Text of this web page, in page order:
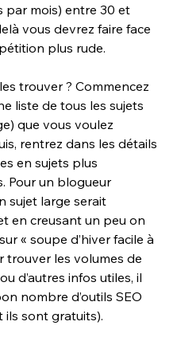
par mois) entre 30 et
vous devrez faire face
plus rude.
trouver ? Commencez
liste de tous les sujets
que vous voulez
rentrez dans les détails
en sujets plus
Pour un blogueur
sujet large serait
en creusant un peu on
« soupe d’hiver facile à
trouver les volumes de
d’autres infos utiles, il
nombre d’outils SEO
ils sont gratuits).